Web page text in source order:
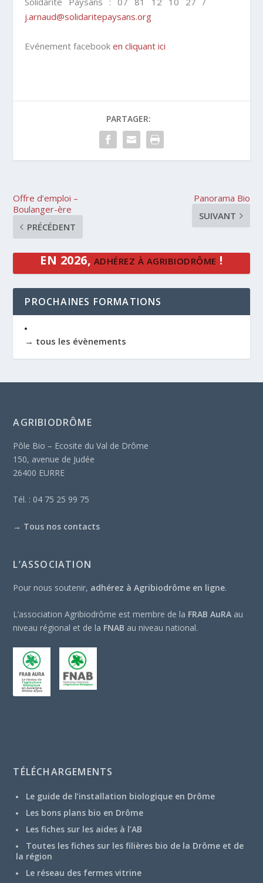
j.arnaud@solidaritepaysans.org
Evénement facebook en cliquant ici
PARTAGER:
Offre d’emploi –
Boulanger-ère
PRÉCÉDENT
Panorama Bio
SUIVANT
EN 2026, ADHÉREZ À AGRIBIODRÔME !
PROCHAINES FORMATIONS
→ tous les évènements
AGRIBIODRÔME
Pôle Bio – Ecosite du Val de Drôme
150, avenue de Judée
26400 EURRE
Tél. : 04 75 25 99 75
→ Tous nos contacts
L’ASSOCIATION
Pour nous soutenir, adhérez à Agribiodrôme en ligne.
L’association Agribiodrôme est membre de la FRAB AuRA au
niveau régional et de la FNAB au niveau national.
TÉLÉCHARGEMENTS
Le guide de l’installation biologique en Drôme
Les bons plans bio en Drôme
Les fiches sur les aides à l’AB
Toutes les fiches sur les filières bio de la Drôme et de
la région
Le réseau des fermes vitrine